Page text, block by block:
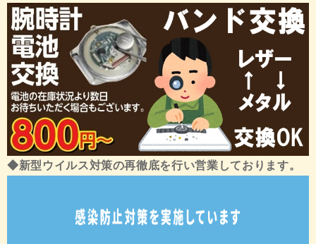
◆新型ウイルス対策の再徹底を行い営業しております。